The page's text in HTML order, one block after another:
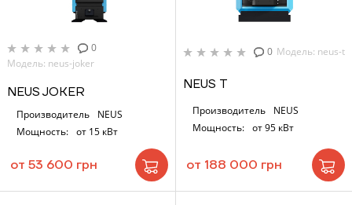
0
Модель: neus-joker
NEUS JOKER
Производитель
NEUS
Мощность: от 15 кВт
от 53 600 грн
0 Модель: neus-t
NEUS Т
Производитель
NEUS
Мощность: от 95 кВт
от 188 000 грн